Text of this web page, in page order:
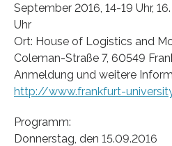
September 2016, 14-19 Uhr,
Uhr
Ort: House of Logistics and
Coleman-Straße 7, 60549
Anmeldung und weitere
http://www.frankfurt-
Programm:
Donnerstag, den 15.09.2016